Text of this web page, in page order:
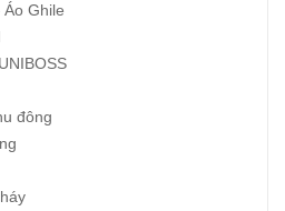
Ghile
đông